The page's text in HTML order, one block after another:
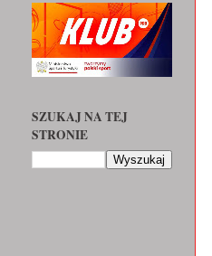
SZUKAJ NA TEJ
STRONIE